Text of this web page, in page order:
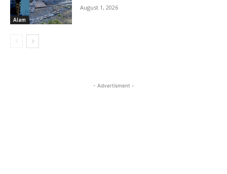
Alam
August 1, 2026
- Advertisment -